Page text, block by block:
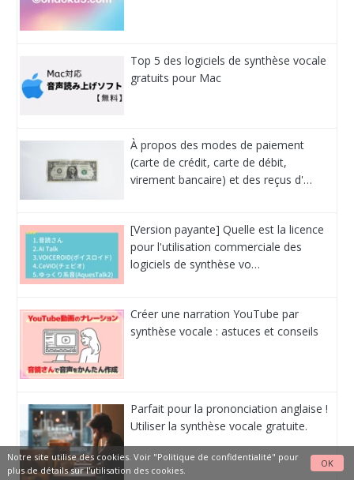
Top 5 des logiciels de synthèse vocale
gratuits pour Mac
À propos des modes de paiement
(carte de crédit, carte de débit,
virement bancaire) et des reçus d'…
[Version payante] Quelle est la licence
pour l'utilisation commerciale des
logiciels de synthèse vo…
Créer une narration YouTube par
synthèse vocale : astuces et conseils
Parfait pour la prononciation anglaise !
Utiliser la synthèse vocale gratuite.
Notre site utilise des cookies. Voir "Politique de confidentialité" pour
plus de détails sur l'utilisation des cookies.
OK